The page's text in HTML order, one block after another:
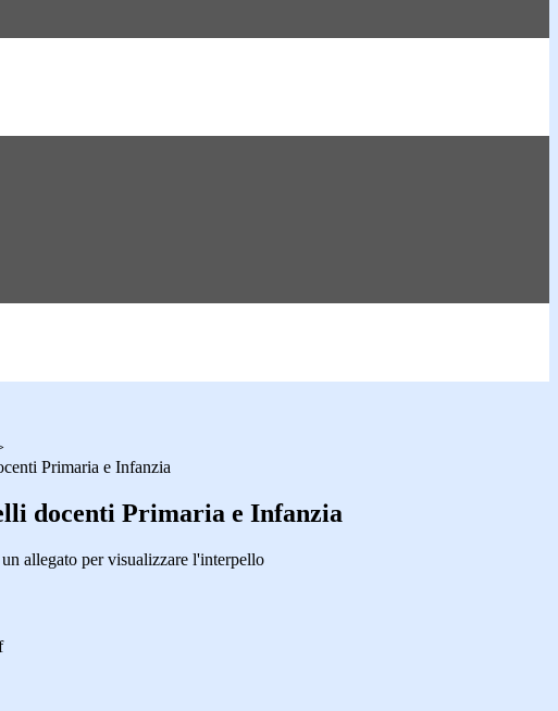
Primaria e Infanzia
docenti Primaria e Infanzia
allegato per visualizzare l'interpello